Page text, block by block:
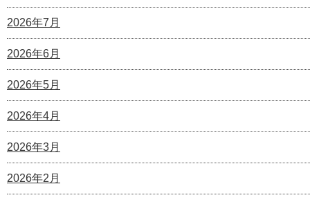
2026年7月
2026年6月
2026年5月
2026年4月
2026年3月
2026年2月